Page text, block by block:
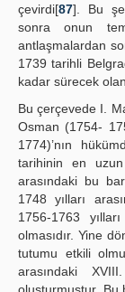
çevirdi[87]. Bu
sonra onun
antlaşmalardan
1739 tarihli
kadar sürecek
Bu çerçevede I.
Osman (1754-
1774)’nın
tarihinin en uzun
arasındaki bu
1748 yılları
1756-1763
olmasıdır. Yine
tutumu etkili
arasındaki